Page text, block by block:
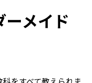
ーメイド